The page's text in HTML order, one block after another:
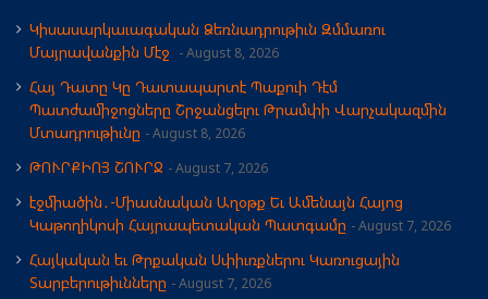
Կիսասարկաւագական Ձեռնադրութիւն Զմմառու
Մայրավանքին Մէջ
August 8, 2026
Հայ Դատը Կը Դատապարտէ Պաքուի Դէմ
Պատժամիջոցները Շրջանցելու Թրամփի Վարչակազմին
Մտադրութիւնը
August 8, 2026
ԹՈՒՐՔԻՈՅ ՇՈՒՐՋ August 7, 2026
էջմիածին․-Միասնական Աղօթք Եւ Ամենայն Հայոց
Կաթողիկոսի Հայրապետական Պատգամը
August 7, 2026
Հայկական եւ Թրքական Սփիւռքներու Կառուցային
Տարբերութիւնները
August 7, 2026